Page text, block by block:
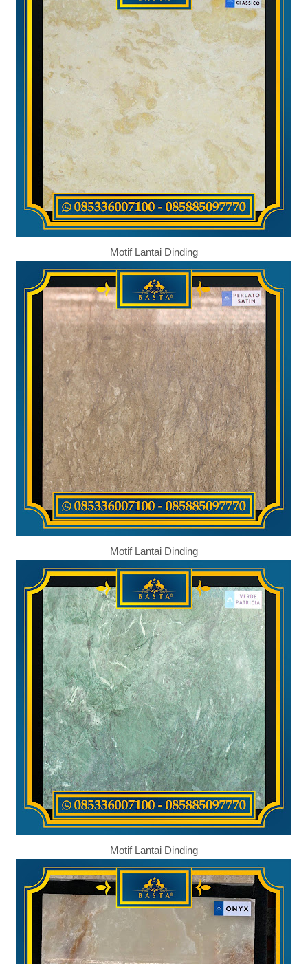
Motif Lantai Dinding
Motif Lantai Dinding
Motif Lantai Dinding